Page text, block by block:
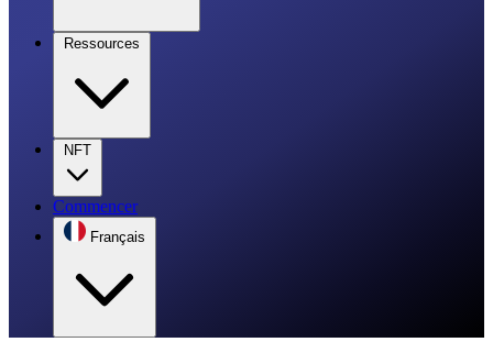
Ressources
NFT
Commencer
Français